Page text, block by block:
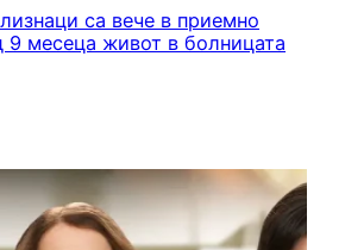
са вече в приемно
9 месеца живот в болницата